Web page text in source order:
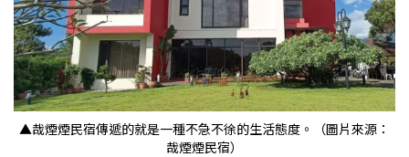
▲哉煙煙民宿傳遞的就是一種不急不徐的生活態度。（圖片來源：
哉煙煙民宿）